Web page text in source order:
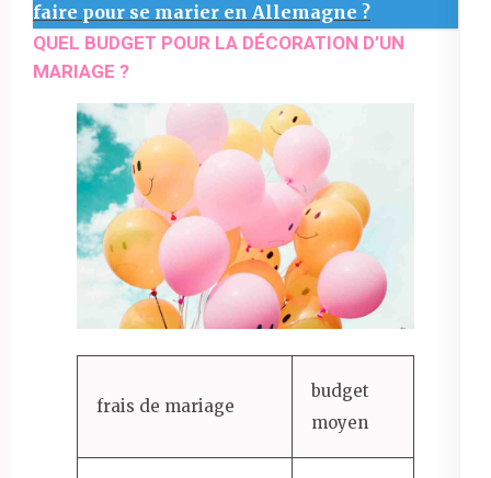
faire pour se marier en Allemagne ?
QUEL BUDGET POUR LA DÉCORATION D’UN
MARIAGE ?
frais de mariage
budget
moyen